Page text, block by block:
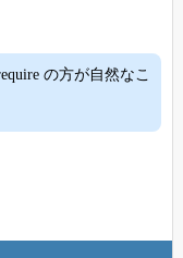
の方が自然なこ